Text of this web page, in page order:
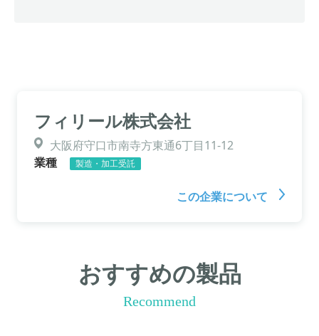
フィリール株式会社
大阪府守口市南寺方東通6丁目11-12
業種
製造・加工受託
この企業について
おすすめの製品
Recommend